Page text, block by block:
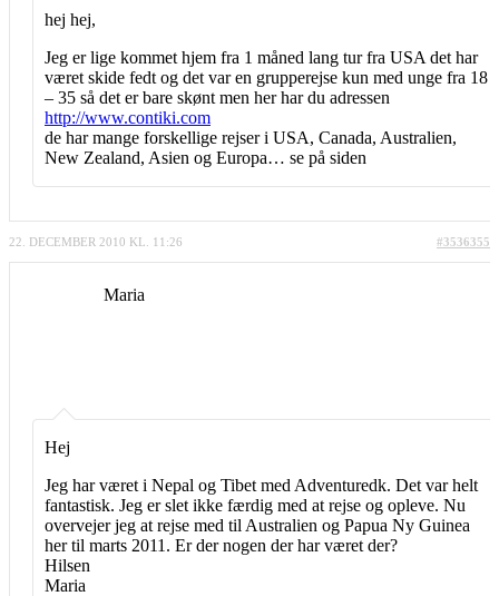
hej hej,
Jeg er lige kommet hjem fra 1 måned lang tur fra USA det har
været skide fedt og det var en grupperejse kun med unge fra 18
– 35 så det er bare skønt men her har du adressen
http://www.contiki.com
de har mange forskellige rejser i USA, Canada, Australien,
New Zealand, Asien og Europa… se på siden
22. DECEMBER 2010 KL. 11:26 #3536355
Maria
Hej
Jeg har været i Nepal og Tibet med Adventuredk. Det var helt
fantastisk. Jeg er slet ikke færdig med at rejse og opleve. Nu
overvejer jeg at rejse med til Australien og Papua Ny Guinea
her til marts 2011. Er der nogen der har været der?
Hilsen
Maria